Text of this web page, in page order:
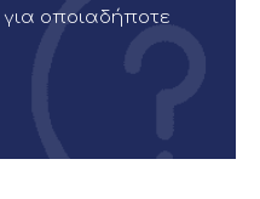
για οποιαδήποτε